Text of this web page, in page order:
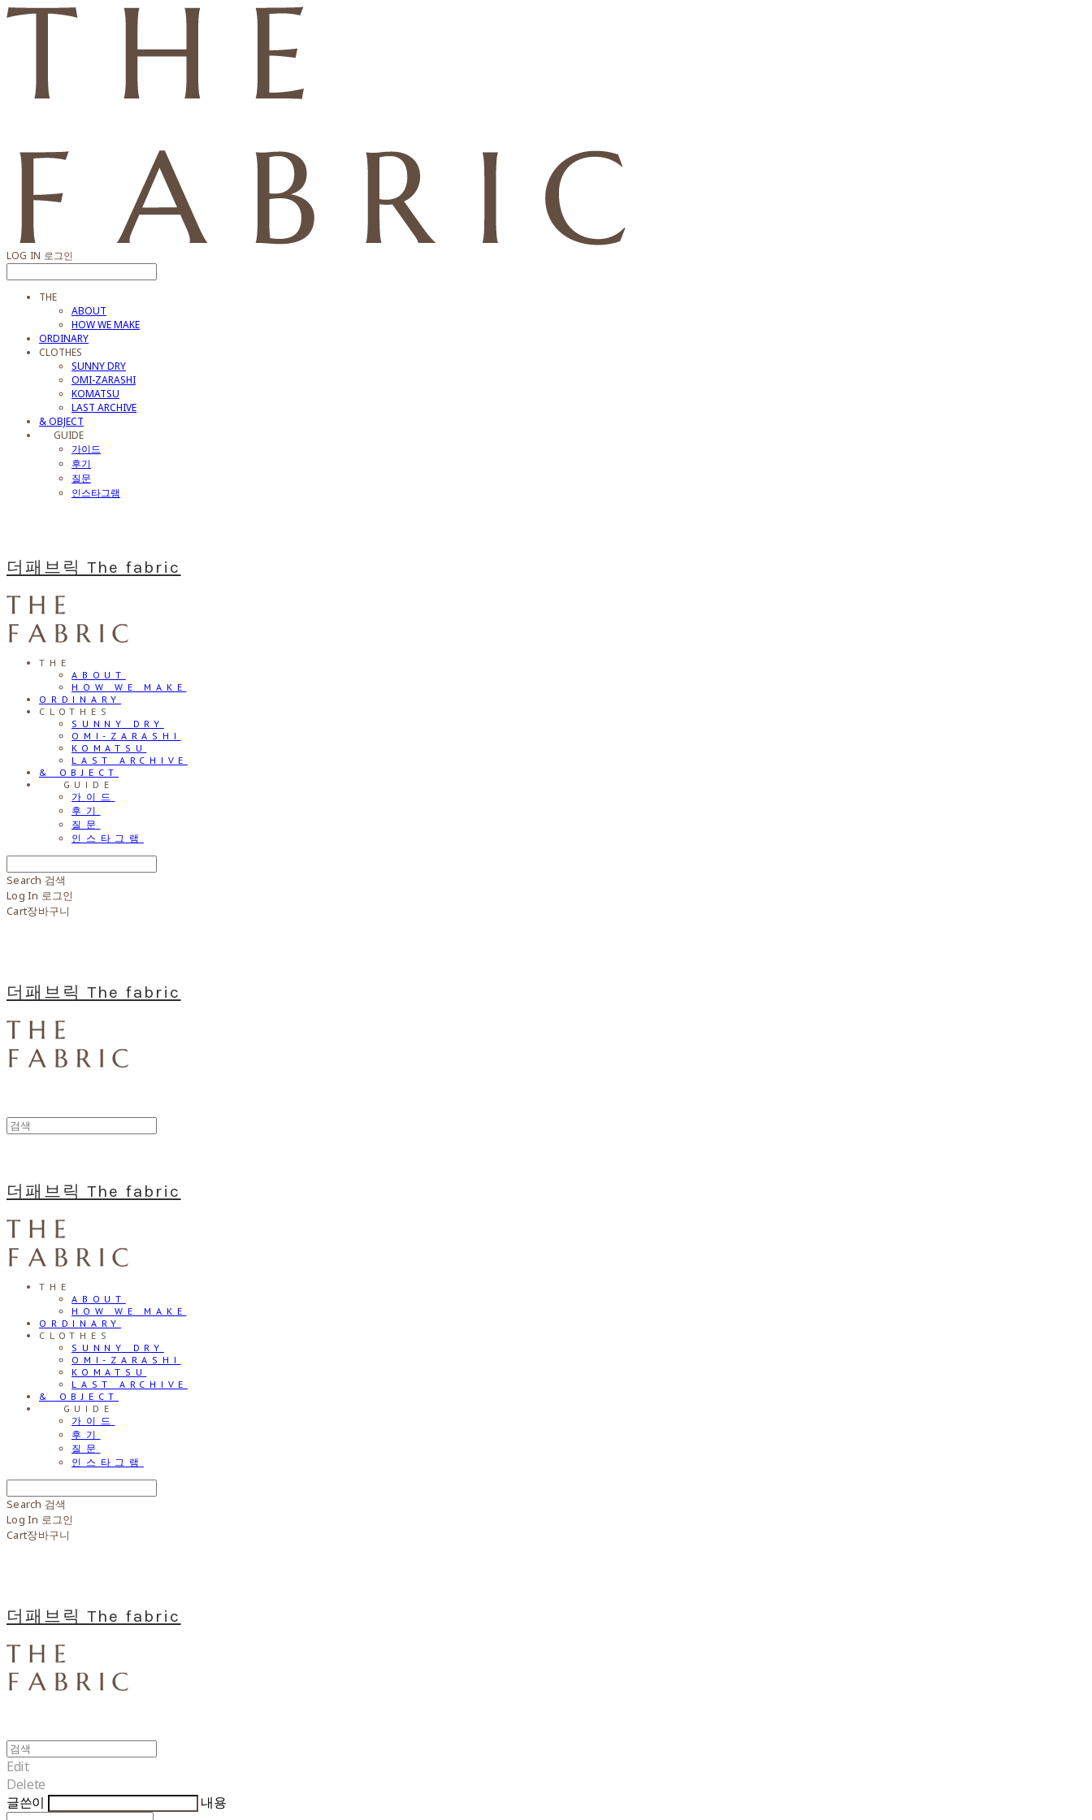
LOG IN 로그인
THE
ABOUT
HOW WE MAKE
ORDINARY
CLOTHES
SUNNY DRY
OMI-ZARASHI
KOMATSU
LAST ARCHIVE
& OBJECT
⠀⠀GUIDE
가이드
후기
질문
인스타그램
더패브릭 The fabric
THE
ABOUT
HOW WE MAKE
ORDINARY
CLOTHES
SUNNY DRY
OMI-ZARASHI
KOMATSU
LAST ARCHIVE
& OBJECT
⠀⠀GUIDE
가이드
후기
질문
인스타그램
Search 검색
Log In 로그인
Cart장바구니
더패브릭 The fabric
더패브릭 The fabric
THE
ABOUT
HOW WE MAKE
ORDINARY
CLOTHES
SUNNY DRY
OMI-ZARASHI
KOMATSU
LAST ARCHIVE
& OBJECT
⠀⠀GUIDE
가이드
후기
질문
인스타그램
Search 검색
Log In 로그인
Cart장바구니
더패브릭 The fabric
Edit
Delete
글쓴이
내용